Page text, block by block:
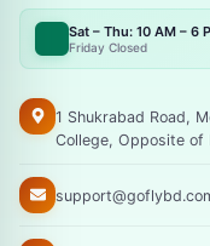
Sat – Thu: 10 AM – 6
Friday Closed
1 Shukrabad Road,
College, Opposite of